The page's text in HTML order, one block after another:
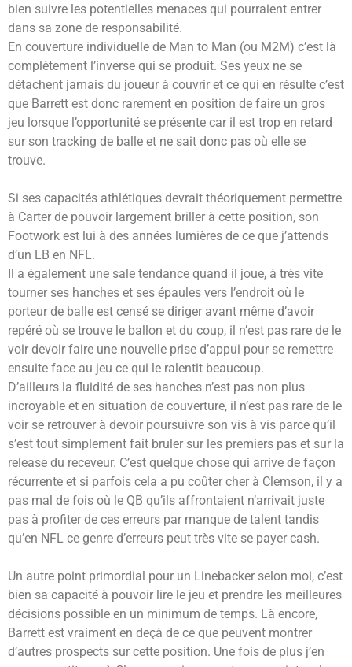
bien suivre les potentielles menaces qui pourraient entrer
dans sa zone de responsabilité.
En couverture individuelle de Man to Man (ou M2M) c’est là
complètement l’inverse qui se produit. Ses yeux ne se
détachent jamais du joueur à couvrir et ce qui en résulte c’est
que Barrett est donc rarement en position de faire un gros
jeu lorsque l’opportunité se présente car il est trop en retard
sur son tracking de balle et ne sait donc pas où elle se
trouve.
Si ses capacités athlétiques devrait théoriquement permettre
à Carter de pouvoir largement briller à cette position, son
Footwork est lui à des années lumières de ce que j’attends
d’un LB en NFL.
Il a également une sale tendance quand il joue, à très vite
tourner ses hanches et ses épaules vers l’endroit où le
porteur de balle est censé se diriger avant même d’avoir
repéré où se trouve le ballon et du coup, il n’est pas rare de le
voir devoir faire une nouvelle prise d’appui pour se remettre
ensuite face au jeu ce qui le ralentit beaucoup.
D’ailleurs la fluidité de ses hanches n’est pas non plus
incroyable et en situation de couverture, il n’est pas rare de le
voir se retrouver à devoir poursuivre son vis à vis parce qu’il
s’est tout simplement fait bruler sur les premiers pas et sur la
release du receveur. C’est quelque chose qui arrive de façon
récurrente et si parfois cela a pu coûter cher à Clemson, il y a
pas mal de fois où le QB qu’ils affrontaient n’arrivait juste
pas à profiter de ces erreurs par manque de talent tandis
qu’en NFL ce genre d’erreurs peut très vite se payer cash.
Un autre point primordial pour un Linebacker selon moi, c’est
bien sa capacité à pouvoir lire le jeu et prendre les meilleures
décisions possible en un minimum de temps. Là encore,
Barrett est vraiment en deçà de ce que peuvent montrer
d’autres prospects sur cette position. Une fois de plus j’en